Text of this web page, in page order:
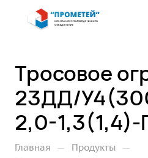
Тросовое
23ДД/
2,0-1,3(1,4)-
Главная — Продукты —